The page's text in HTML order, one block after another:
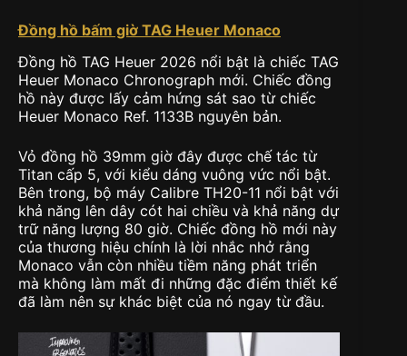
Đồng hồ bấm giờ TAG Heuer Monaco
Đồng hồ TAG Heuer 2026 nổi bật là chiếc TAG
Heuer Monaco Chronograph mới. Chiếc đồng
hồ này được lấy cảm hứng sát sao từ chiếc
Heuer Monaco Ref. 1133B nguyên bản.
Vỏ đồng hồ 39mm giờ đây được chế tác từ
Titan cấp 5, với kiểu dáng vuông vức nổi bật.
Bên trong, bộ máy Calibre TH20-11 nổi bật với
khả năng lên dây cót hai chiều và khả năng dự
trữ năng lượng 80 giờ. Chiếc đồng hồ mới này
của thương hiệu chính là lời nhắc nhở rằng
Monaco vẫn còn nhiều tiềm năng phát triển
mà không làm mất đi những đặc điểm thiết kế
đã làm nên sự khác biệt của nó ngay từ đầu.